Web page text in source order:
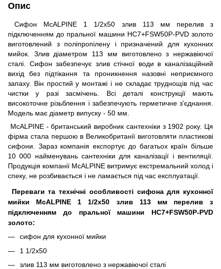
Опис
Сифон McALPINE 1 1/2х50 злив 113 мм перелив з
підключенням до пральної машини HC7+FSW50P-PVD золото
виготовлений з поліпропілену і призначений для кухонних
мийок. Злив діаметром 113 мм виготовлено з нержавіючої
сталі. Сифон забезпечує злив стічної води в каналізаційний
вихід без підтікання та проникнення назовні неприємного
запаху. Він простий у монтажі і не складає труднощів під час
чистки у разі засмічень. Всі деталі конструкції мають
високоточне різьблення і забезпечують герметичне з'єднання.
Модель має діаметр випуску - 50 мм.
McALPINE - британський виробник сантехніки з 1902 року. Ця
фірма стала першою в Великобританії виготовляти пластикові
сифони. Зараз компанія експортує до багатьох країн більше
10 000 найменувань сантехніки для каналізації і вентиляції.
Продукція компанії McALPINE витримує екстремальний холод і
спеку, не розбивається і не ламається під час експлуатації.
Переваги та технічні особливості сифона для кухонної
мийки McALPINE 1 1/2х50 злив 113 мм перелив з
підключенням до пральної машини HC7+FSW50P-PVD
золото:
сифон для кухонної мийки
1 1/2х50
злив 113 мм виготовлено з нержавіючої сталі